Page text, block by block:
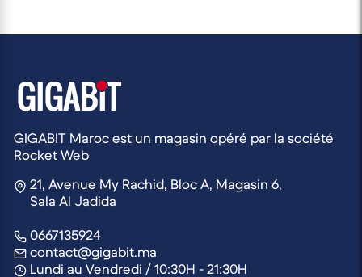
passage de votre commande, et nous proposons
souvent des offres de livraison gratuite à partir d'un
certain montant d'achat.
GIGABIT Maroc est un magasin opéré par la société
Rocket Web
21, Avenue My Rachid, Bloc A, Magasin 6,
Sala Al Jadida
0667135924
contact@gigabit.ma
Lundi au Vendredi / 10:30H - 21:30H